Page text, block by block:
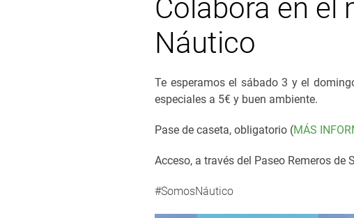
Colabora en el
Náutico
Te esperamos el sábado 3 y el
especiales a 5€ y buen ambiente.
Pase de caseta, obligatorio (MÁS
Acceso, a través del Paseo Remeros
#SomosNáutico